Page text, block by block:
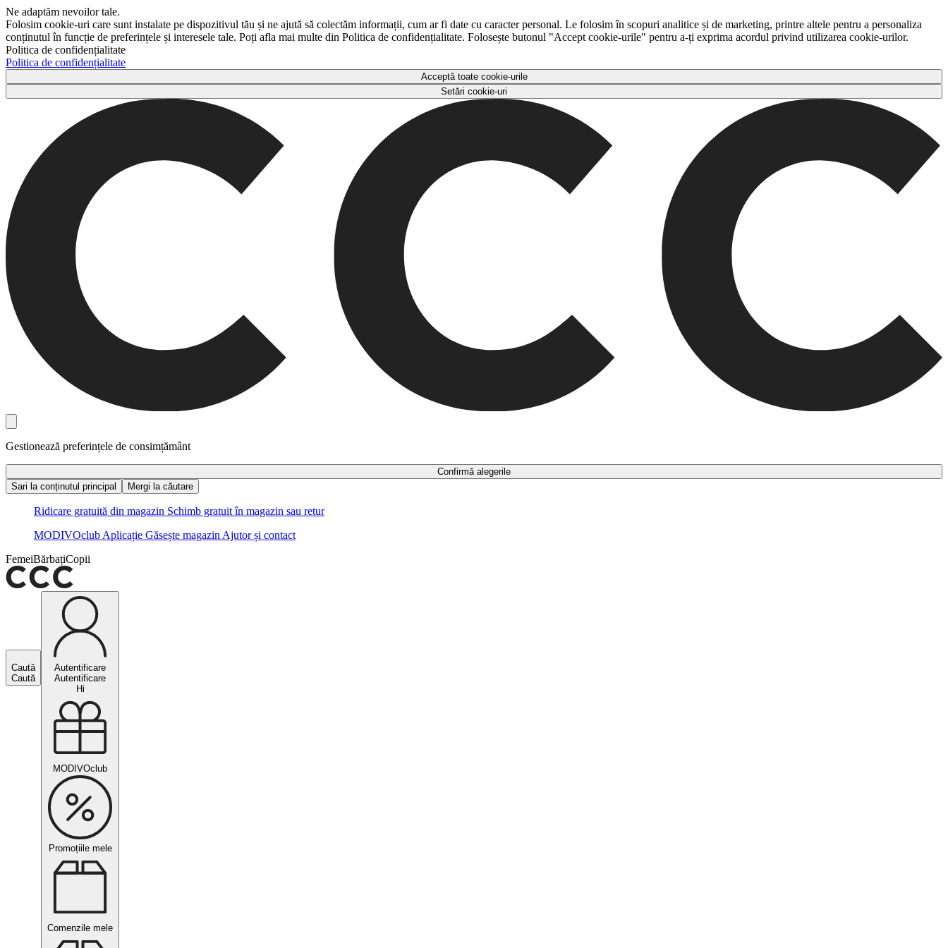
Ne adaptăm nevoilor tale.
Folosim cookie-uri care sunt instalate pe dispozitivul tău și ne ajută să colectăm informații, cum ar fi date cu caracter personal. Le folosim în scopuri analitice și de marketing, printre altele pentru a personaliza
conținutul în funcție de preferințele și interesele tale. Poți afla mai multe din Politica de confidențialitate. Folosește butonul "Accept cookie-urile" pentru a-ți exprima acordul privind utilizarea cookie-urilor.
Politica de confidențialitate
Politica de confidențialitate
Acceptă toate cookie-urile
Setări cookie-uri
Gestionează preferințele de consimțământ
Confirmă alegerile
Sari la conținutul principal
Mergi la căutare
Ridicare gratuită din magazin Schimb gratuit în magazin sau retur
MODIVOclub Aplicație Găsește magazin Ajutor și contact
FemeiBărbațiCopii
Caută
Caută
Autentificare
Autentificare
Hi
MODIVOclub
Promoțiile mele
Comenzile mele